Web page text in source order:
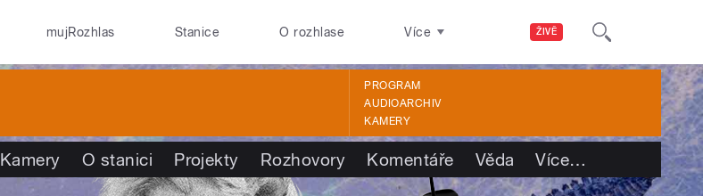
ŽIVĚ
mujRozhlas Stanice O rozhlase Více
PROGRAM
AUDIOARCHIV
KAMERY
Kamery O stanici Projekty Rozhovory Komentáře Věda Více…